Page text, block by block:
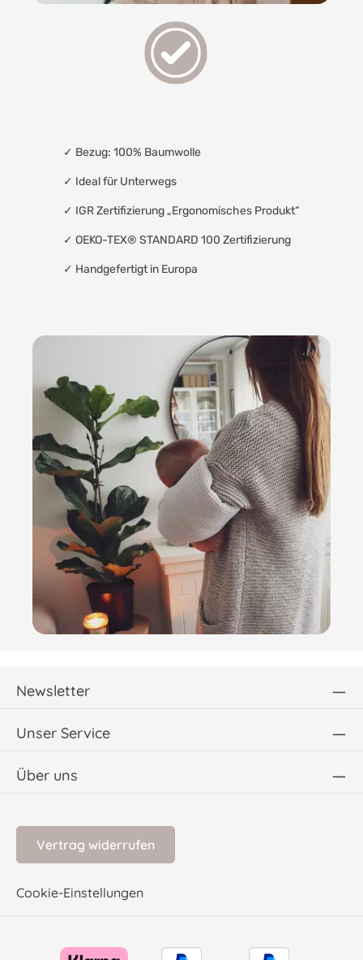
✓ Bezug: 100% Baumwolle
✓ Ideal für Unterwegs
✓ IGR Zertifizierung „Ergonomisches Produkt“
✓ OEKO-TEX® STANDARD 100 Zertifizierung
✓ Handgefertigt in Europa
Newsletter
Unser Service
Über uns
Vertrag widerrufen
Cookie-Einstellungen